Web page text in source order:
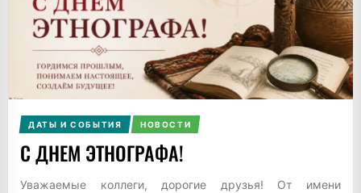
ДАТЫ И СОБЫТИЯ НОВОСТИ
С ДНЕМ ЭТНОГРАФА!
Уважаемые коллеги, дорогие друзья! От имени